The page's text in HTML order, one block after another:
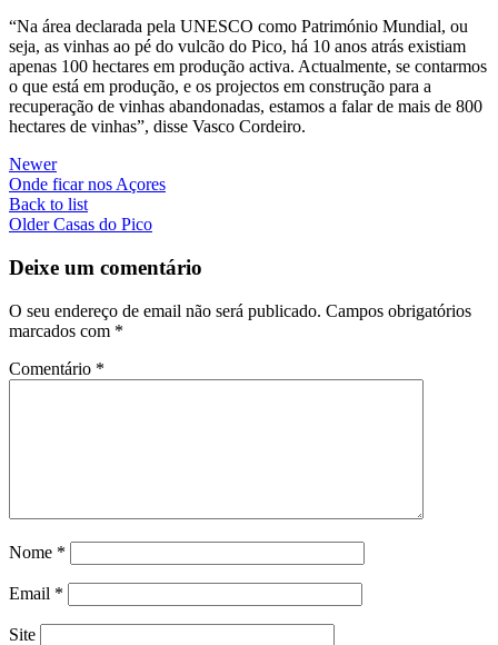
“Na área declarada pela UNESCO como Património Mundial, ou
seja, as vinhas ao pé do vulcão do Pico, há 10 anos atrás existiam
apenas 100 hectares em produção activa. Actualmente, se contarmos
o que está em produção, e os projectos em construção para a
recuperação de vinhas abandonadas, estamos a falar de mais de 800
hectares de vinhas”, disse Vasco Cordeiro.
Newer
Onde ficar nos Açores
Back to list
Older Casas do Pico
Deixe um comentário
O seu endereço de email não será publicado. Campos obrigatórios
marcados com *
Comentário *
Nome *
Email *
Site